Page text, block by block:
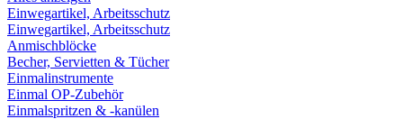
Einwegartikel, Arbeitsschutz
Einwegartikel, Arbeitsschutz
Anmischblöcke
Becher, Servietten & Tücher
Einmalinstrumente
Einmal OP-Zubehör
Einmalspritzen & -kanülen